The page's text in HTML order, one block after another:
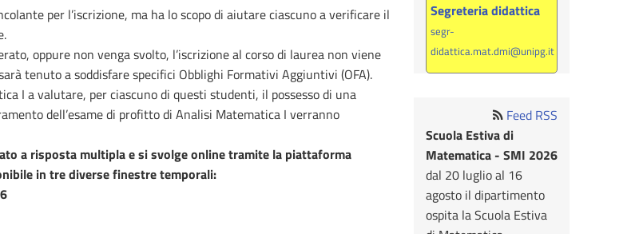
per l’iscrizione, ma ha lo scopo di aiutare ciascuno a verificare il
oppure non venga svolto, l’iscrizione al corso di laurea non viene
tenuto a soddisfare specifici Obblighi Formativi Aggiuntivi (OFA).
I a valutare, per ciascuno di questi studenti, il possesso di una
dell’esame di profitto di Analisi Matematica I verranno
a risposta multipla e si svolge online tramite la piattaforma
in tre diverse finestre temporali:
Segreteria didattica
segr-
didattica.mat.dmi@unipg.it
Feed RSS
Scuola Estiva di
Matematica - SMI 2026
dal 20 luglio al 16
agosto il dipartimento
ospita la Scuola Estiva